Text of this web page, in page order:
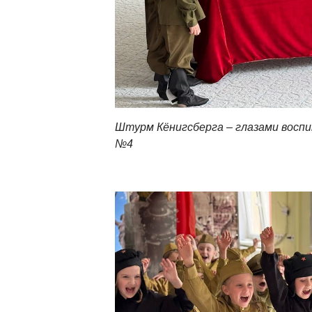
Штурм Кёнигсберга – глазами
№4